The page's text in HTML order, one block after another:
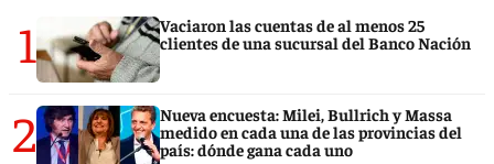
1
Vaciaron las cuentas de al menos 25
clientes de una sucursal del Banco Nación
2
Nueva encuesta: Milei, Bullrich y Massa
medido en cada una de las provincias del
país: dónde gana cada uno